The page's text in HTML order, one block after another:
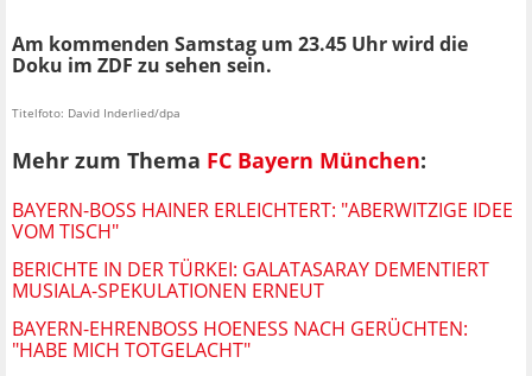
Am kommenden Samstag um 23.45 Uhr wird die
Doku im ZDF zu sehen sein.
Titelfoto: David Inderlied/dpa
Mehr zum Thema FC Bayern München:
BAYERN-BOSS HAINER ERLEICHTERT: "ABERWITZIGE IDEE
VOM TISCH"
BERICHTE IN DER TÜRKEI: GALATASARAY DEMENTIERT
MUSIALA-SPEKULATIONEN ERNEUT
BAYERN-EHRENBOSS HOENESS NACH GERÜCHTEN: "
HABE MICH TOTGELACHT"